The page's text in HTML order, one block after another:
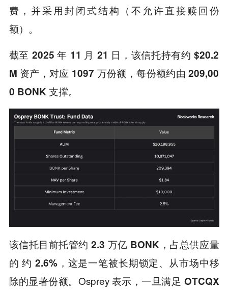
费 ，并采用封闭式结构（不允许直接赎回份
额）。
截至 2025 年 11 月 21 日，该信托持有约 $20.2
M 资产，对应 1097 万份额，每份额约由 209,00
0 BONK 支撑。
该信托目前托管约 2.3 万亿 BONK，占总供应量
的 约 2.6%， 这是一笔被长期锁定、从市场中移
除的显著份额。Osprey 表示，一旦满足 OTCQX